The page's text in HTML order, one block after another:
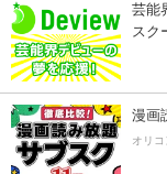
芸能
スク
漫画
オリ